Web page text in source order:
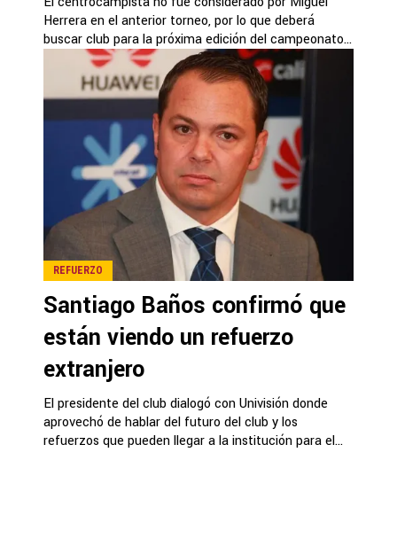
Herrera en el anterior torneo, por lo que deberá
buscar club para la próxima edición del campeonato...
REFUERZO
Santiago Baños confirmó que
están viendo un refuerzo
extranjero
El presidente del club dialogó con Univisión donde
aprovechó de hablar del futuro del club y los
refuerzos que pueden llegar a la institución para el...